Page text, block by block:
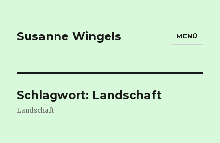
Susanne Wingels MENÜ
Schlagwort: Landschaft
Landschaft